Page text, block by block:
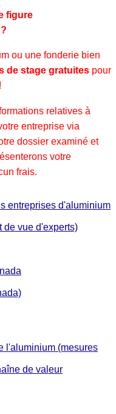
figure
ou une fonderie bien
de stage gratuites pour
relatives à
entreprise via
dossier examiné et
votre
frais.
entreprises d'aluminium
de vue d'experts)
l'aluminium (mesures
de valeur